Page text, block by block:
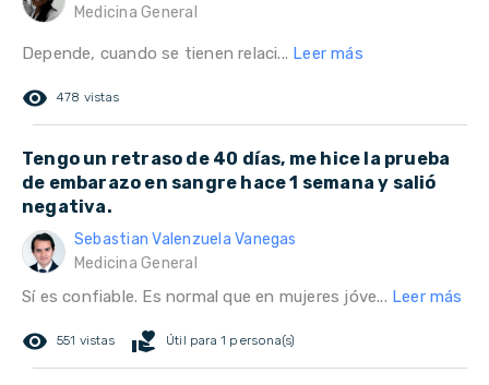
Medicina General
Depende, cuando se tienen relaci... Leer más
remove_red_eye 478 vistas
Tengo un retraso de 40 días, me hice la prueba
de embarazo en sangre hace 1 semana y salió
negativa.
Sebastian Valenzuela Vanegas
Medicina General
Sí es confiable. Es normal que en mujeres jóve... Leer más
remove_red_eye 551 vistas volunteer_activism Útil para 1 persona(s)